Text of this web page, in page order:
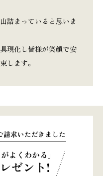
詰まっていると思いま
現化し皆様が笑顔で安
します。
請求いただきました
よくわかる」
ゼント!